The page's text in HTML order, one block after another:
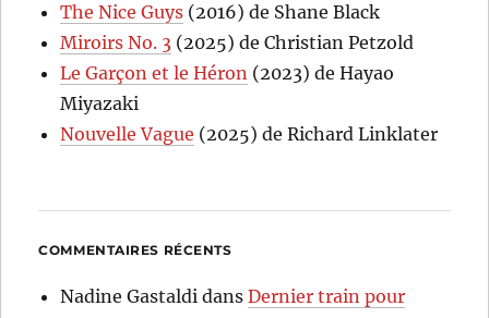
The Nice Guys (2016) de Shane Black
Miroirs No. 3 (2025) de Christian Petzold
Le Garçon et le Héron (2023) de Hayao
Miyazaki
Nouvelle Vague (2025) de Richard Linklater
COMMENTAIRES RÉCENTS
Nadine Gastaldi dansDernier train pour